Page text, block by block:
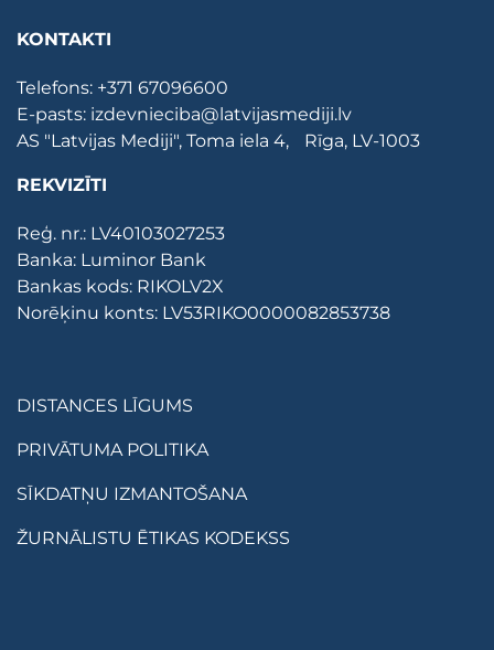
KONTAKTI
Telefons: +371 67096600
E-pasts: izdevnieciba@latvijasmediji.lv
AS "Latvijas Mediji", Toma iela 4, Rīga, LV-1003
REKVIZĪTI
Reģ. nr.: LV40103027253
Banka: Luminor Bank
Bankas kods: RIKOLV2X
Norēķinu konts: LV53RIKO0000082853738
DISTANCES LĪGUMS
PRIVĀTUMA POLITIKA
SĪKDATŅU IZMANTOŠANA
ŽURNĀLISTU ĒTIKAS KODEKSS